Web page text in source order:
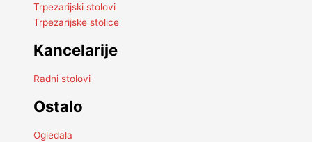
Trpezarijski stolovi
Trpezarijske stolice
Kancelarije
Radni stolovi
Ostalo
Ogledala